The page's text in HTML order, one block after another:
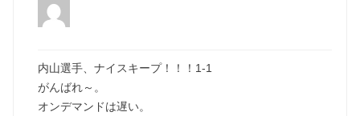
内山選手、ナイスキープ！！！1-1
がんばれ～。
オンデマンドは遅い。